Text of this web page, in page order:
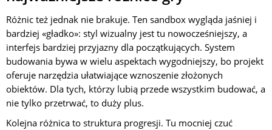
Różnic też jednak nie brakuje. Ten sandbox wygląda jaśniej i
bardziej «gładko»: styl wizualny jest tu nowocześniejszy, a
interfejs bardziej przyjazny dla początkujących. System
budowania bywa w wielu aspektach wygodniejszy, bo projekt
oferuje narzędzia ułatwiające wznoszenie złożonych
obiektów. Dla tych, którzy lubią przede wszystkim budować, a
nie tylko przetrwać, to duży plus.
Kolejna różnica to struktura progresji. Tu mocniej czuć